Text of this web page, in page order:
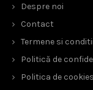
Despre noi
Contact
Termene si conditii
Politică de
Politica de cookies